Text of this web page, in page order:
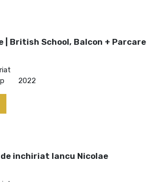
| British School, Balcon + Parcare
2022
inchiriat Iancu Nicolae